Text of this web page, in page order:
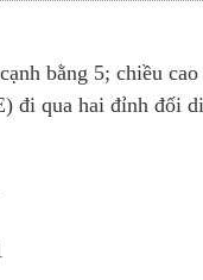
bằng 5; chiều
đi qua hai đỉnh đối